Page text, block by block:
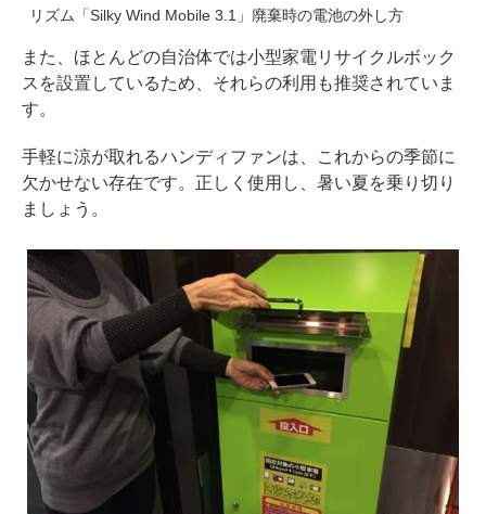
リズム「Silky Wind Mobile 3.1」廃棄時の電池の外し方
また、ほとんどの自治体では小型家電リサイクルボック
スを設置しているため、それらの利用も推奨されていま
す。
手軽に涼が取れるハンディファンは、これからの季節に
欠かせない存在です。正しく使用し、暑い夏を乗り切り
ましょう。